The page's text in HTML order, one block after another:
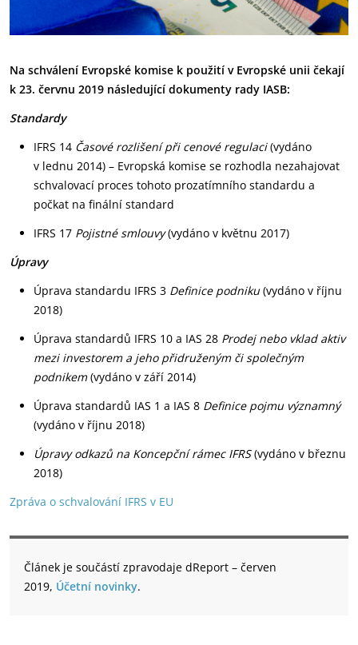
Na schválení Evropské komise k použití v Evropské unii čekají
k 23. červnu 2019 následující dokumenty rady IASB:
Standardy
IFRS 14 Časové rozlišení při cenové regulaci(vydáno
v lednu 2014) – Evropská komise se rozhodla nezahajovat
schvalovací proces tohoto prozatímního standardu a
počkat na finální standard
IFRS 17 Pojistné smlouvy(vydáno v květnu 2017)
Úpravy
Úprava standardu IFRS 3 Definice podniku(vydáno v říjnu
2018)
Úprava standardů IFRS 10 a IAS 28 Prodej nebo vklad aktiv
mezi investorem a jeho přidruženým či společným
podnikem(vydáno v září 2014)
Úprava standardů IAS 1 a IAS 8 Definice pojmu významný
(vydáno v říjnu 2018)
Úpravy odkazů na Koncepční rámec IFRS(vydáno v březnu
2018)
Zpráva o schvalování IFRS v EU
Článek je součástí zpravodaje dReport – červen
2019, Účetní novinky.